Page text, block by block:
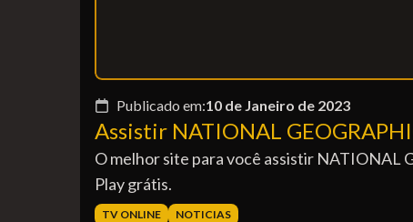
Publicado em:10 de Janeiro de 2023
Assistir NATIONAL
O melhor site para você assistir NATIONAL
Play grátis.
TV ONLINE NOTICIAS